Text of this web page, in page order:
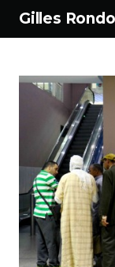
Gilles
contenu